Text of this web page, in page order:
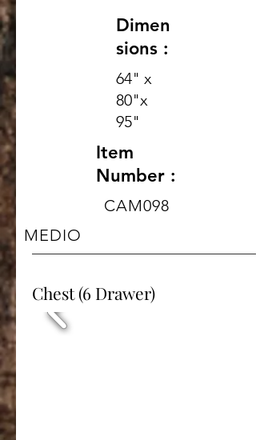
Dimen
sions :
64" x
80"x
95"
Item
Number :
CAM098
MEDIO
Chest (6 Drawer)